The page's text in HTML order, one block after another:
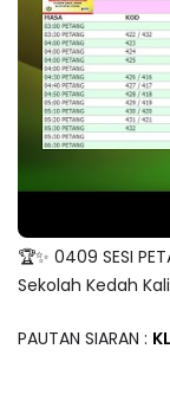
🏆✨ 0409 SESI
Sekolah Kedah
PAUTAN SIARAN :